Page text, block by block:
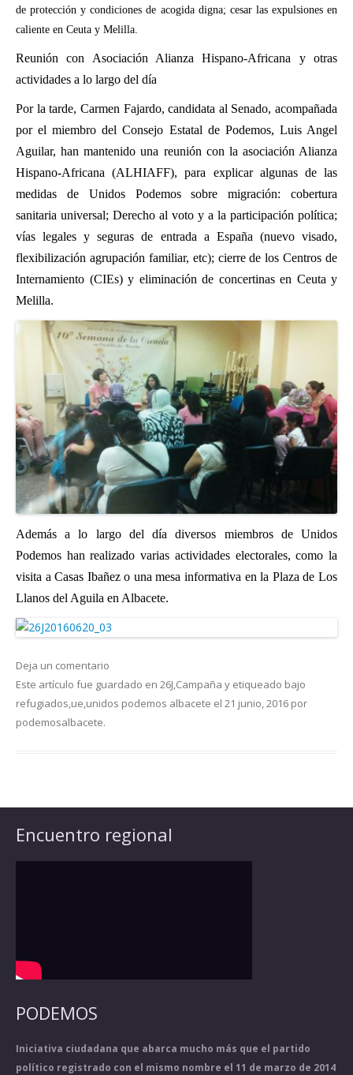
de protección y condiciones de acogida digna; cesar las expulsiones en
caliente en Ceuta y Melilla.
Reunión con Asociación Alianza Hispano-Africana y otras
actividades a lo largo del día
Por la tarde, Carmen Fajardo, candidata al Senado, acompañada
por el miembro del Consejo Estatal de Podemos, Luis Angel
Aguilar, han mantenido una reunión con la asociación Alianza
Hispano-Africana (ALHIAFF), para explicar algunas de las
medidas de Unidos Podemos sobre migración: cobertura
sanitaria universal; Derecho al voto y a la participación política;
vías legales y seguras de entrada a España (nuevo visado,
flexibilización agrupación familiar, etc); cierre de los Centros de
Internamiento (CIEs) y eliminación de concertinas en Ceuta y
Melilla.
Además a lo largo del día diversos miembros de Unidos
Podemos han realizado varias actividades electorales, como la
visita a Casas Ibañez o una mesa informativa en la Plaza de Los
Llanos del Aguila en Albacete.
Deja un comentario
Este artículo fue guardado en 26J Campaña y etiqueado bajo
refugiados ue unidos podemos albacete el 21 junio, 2016 por
podemosalbacete.
Encuentro regional
PODEMOS
Iniciativa ciudadana que abarca mucho más que el partido
político registrado con el mismo nombre el 11 de marzo de 2014